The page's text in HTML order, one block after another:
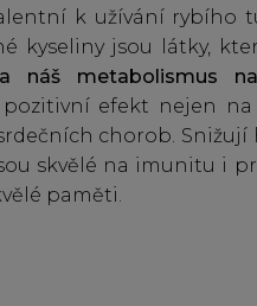
k užívání rybího
kyseliny jsou látky,
náš metabolismus
efekt nejen
chorob.
skvělé na imunitu i
paměti.